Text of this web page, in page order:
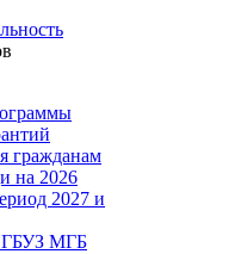
гражданам
на 2026
2027 и
МГБ